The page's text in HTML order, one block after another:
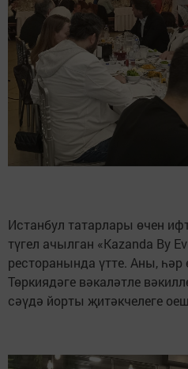
Истанбул татарлары өчен
түгел ачылган «Kazanda By
ресторанында үтте. Аны,
Төркиядәге вәкаләтле
сәүдә йорты җитәкчелеге